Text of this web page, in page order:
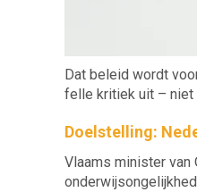
Dat beleid wordt
felle kritiek uit – niet
Doelstelling:
Vlaams minister van